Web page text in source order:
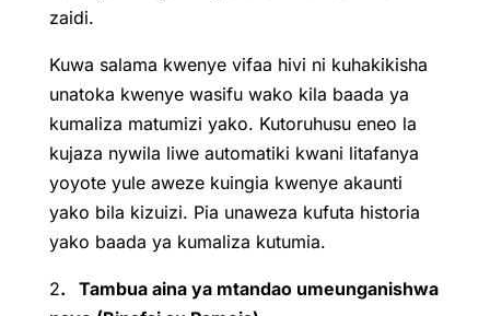
zaidi.
Kuwa salama kwenye vifaa hivi ni kuhakikisha
unatoka kwenye wasifu wako kila baada ya
kumaliza matumizi yako. Kutoruhusu eneo la
kujaza nywila liwe automatiki kwani litafanya
yoyote yule aweze kuingia kwenye akaunti
yako bila kizuizi. Pia unaweza kufuta historia
yako baada ya kumaliza kutumia.
2. Tambua aina ya mtandao umeunganishwa